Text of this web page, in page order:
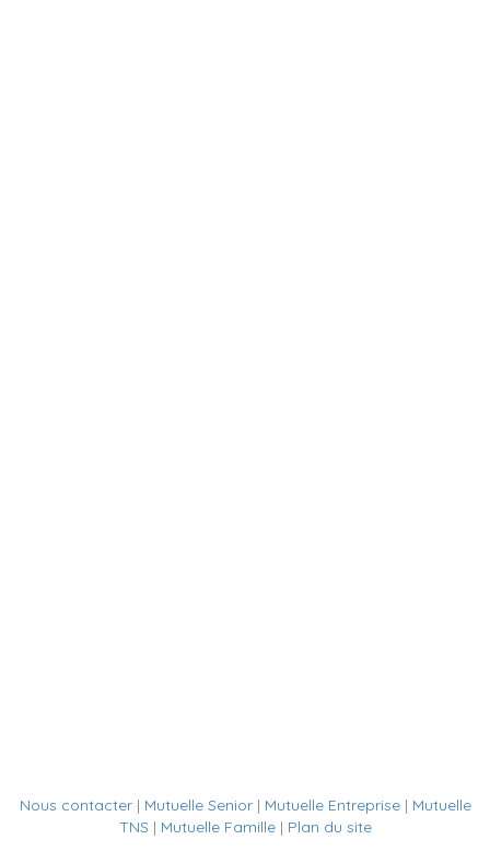
Nous contacter| Mutuelle Senior| Mutuelle Entreprise| Mutuelle
TNS | Mutuelle Famille| Plan du site